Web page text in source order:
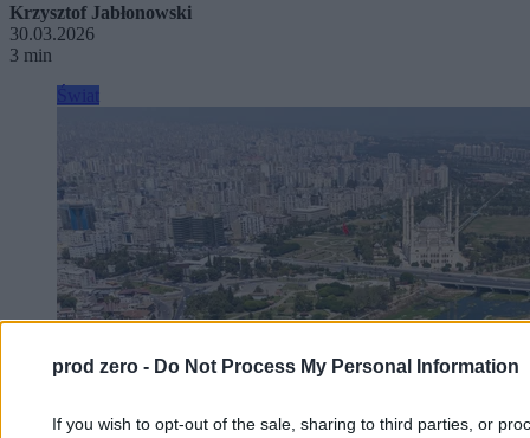
prod zero - Do Not Process My Personal Information
If you wish to opt-out of the sale, sharing to third parties, or
Krzysztof Jabłonowski
30.03.2026
3 min